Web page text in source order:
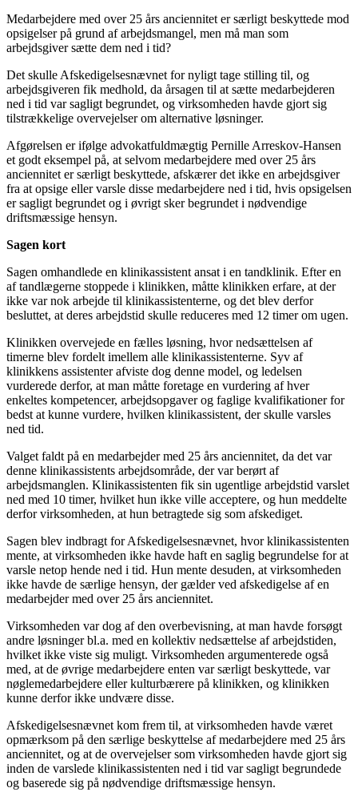
Medarbejdere med over 25 års anciennitet er særligt beskyttede mod
opsigelser på grund af arbejdsmangel, men må man som
arbejdsgiver sætte dem ned i tid?
Det skulle Afskedigelsesnævnet for nyligt tage stilling til, og
arbejdsgiveren fik medhold, da årsagen til at sætte medarbejderen
ned i tid var sagligt begrundet, og virksomheden havde gjort sig
tilstrækkelige overvejelser om alternative løsninger.
Afgørelsen er ifølge advokatfuldmægtig Pernille Arreskov-Hansen
et godt eksempel på, at selvom medarbejdere med over 25 års
anciennitet er særligt beskyttede, afskærer det ikke en arbejdsgiver
fra at opsige eller varsle disse medarbejdere ned i tid, hvis opsigelsen
er sagligt begrundet og i øvrigt sker begrundet i nødvendige
driftsmæssige hensyn.
Sagen kort
Sagen omhandlede en klinikassistent ansat i en tandklinik. Efter en
af tandlægerne stoppede i klinikken, måtte klinikken erfare, at der
ikke var nok arbejde til klinikassistenterne, og det blev derfor
besluttet, at deres arbejdstid skulle reduceres med 12 timer om ugen.
Klinikken overvejede en fælles løsning, hvor nedsættelsen af
timerne blev fordelt imellem alle klinikassistenterne. Syv af
klinikkens assistenter afviste dog denne model, og ledelsen
vurderede derfor, at man måtte foretage en vurdering af hver
enkeltes kompetencer, arbejdsopgaver og faglige kvalifikationer for
bedst at kunne vurdere, hvilken klinikassistent, der skulle varsles
ned tid.
Valget faldt på en medarbejder med 25 års anciennitet, da det var
denne klinikassistents arbejdsområde, der var berørt af
arbejdsmanglen. Klinikassistenten fik sin ugentlige arbejdstid varslet
ned med 10 timer, hvilket hun ikke ville acceptere, og hun meddelte
derfor virksomheden, at hun betragtede sig som afskediget.
Sagen blev indbragt for Afskedigelsesnævnet, hvor klinikassistenten
mente, at virksomheden ikke havde haft en saglig begrundelse for at
varsle netop hende ned i tid. Hun mente desuden, at virksomheden
ikke havde de særlige hensyn, der gælder ved afskedigelse af en
medarbejder med over 25 års anciennitet.
Virksomheden var dog af den overbevisning, at man havde forsøgt
andre løsninger bl.a. med en kollektiv nedsættelse af arbejdstiden,
hvilket ikke viste sig muligt. Virksomheden argumenterede også
med, at de øvrige medarbejdere enten var særligt beskyttede, var
nøglemedarbejdere eller kulturbærere på klinikken, og klinikken
kunne derfor ikke undvære disse.
Afskedigelsesnævnet kom frem til, at virksomheden havde været
opmærksom på den særlige beskyttelse af medarbejdere med 25 års
anciennitet, og at de overvejelser som virksomheden havde gjort sig
inden de varslede klinikassistenten ned i tid var sagligt begrundede
og baserede sig på nødvendige driftsmæssige hensyn.